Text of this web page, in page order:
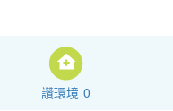
讚環境 0